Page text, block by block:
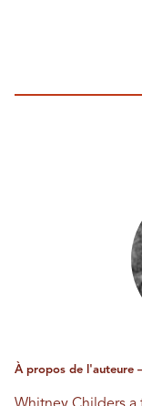
À propos de l'auteure